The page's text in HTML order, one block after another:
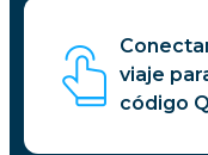
viaje
código